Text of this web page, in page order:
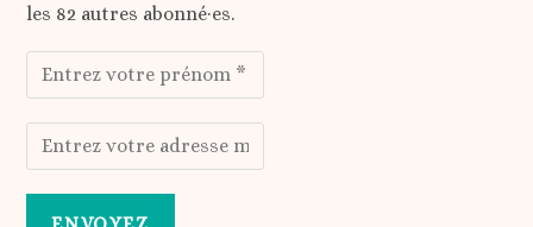
les 82 autres abonné·es.